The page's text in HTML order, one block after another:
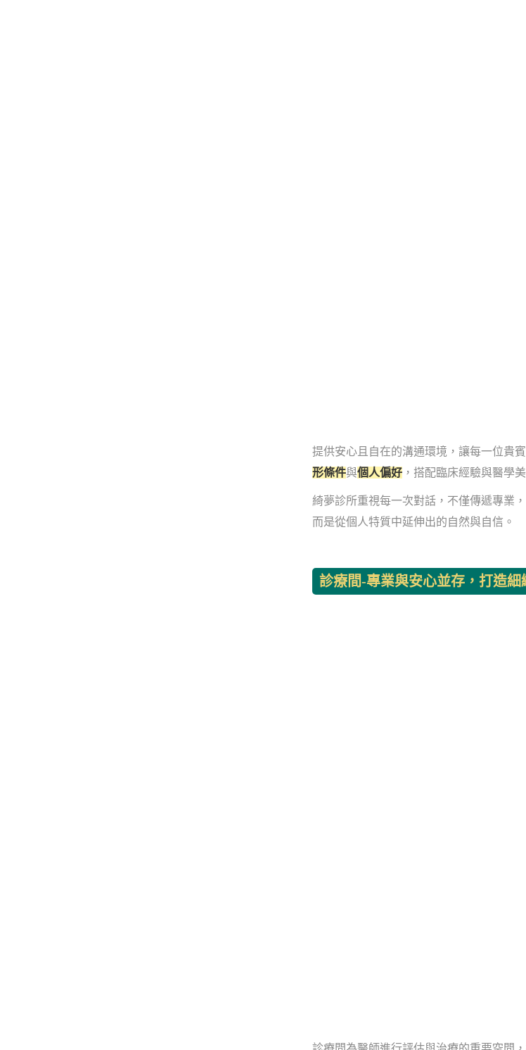
提供安心且自在的溝通環境，讓每一位貴
形條件與個人偏好 ，搭配臨床經驗與醫學
綺夢診所重視每一次對話，不僅傳遞專業
而是從個人特質中延伸出的自然與自信。
診療間-專業與安心並存，打造細